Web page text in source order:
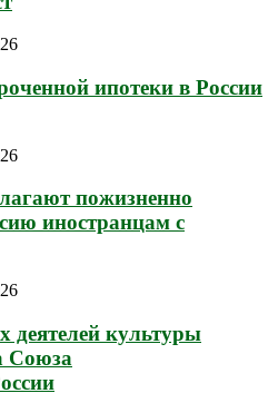
ипотеки в России
пожизненно
иностранцам с
деятелей культуры
Союза